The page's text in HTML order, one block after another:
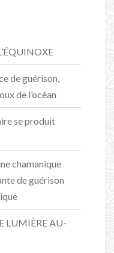
de guérison,
de l’océan
se produit
chamanique
de guérison
LUMIÈRE AU-